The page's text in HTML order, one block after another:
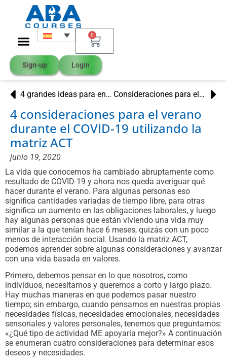
0
Sign-up Login
4 grandes ideas para enseñar el distanciamiento social Consideraciones para el verano durante el COVID-19 usando ACT Bullseye
4 consideraciones para el verano
durante el COVID-19 utilizando la
matriz ACT
junio 19, 2020
La vida que conocemos ha cambiado abruptamente como
resultado de COVID-19 y ahora nos queda averiguar qué
hacer durante el verano. Para algunas personas eso
significa cantidades variadas de tiempo libre, para otras
significa un aumento en las obligaciones laborales, y luego
hay algunas personas que están viviendo una vida muy
similar a la que tenían hace 6 meses, quizás con un poco
menos de interacción social. Usando la matriz ACT,
podemos aprender sobre algunas consideraciones y avanzar
con una vida basada en valores.
Primero, debemos pensar en lo que nosotros, como
individuos, necesitamos y queremos a corto y largo plazo.
Hay muchas maneras en que podemos pasar nuestro
tiempo; sin embargo, cuando pensamos en nuestras propias
necesidades físicas, necesidades emocionales, necesidades
sensoriales y valores personales, tenemos que preguntarnos:
«¿Qué tipo de actividad ME apoyaría mejor?» A continuación
se enumeran cuatro consideraciones para determinar esos
deseos y necesidades.